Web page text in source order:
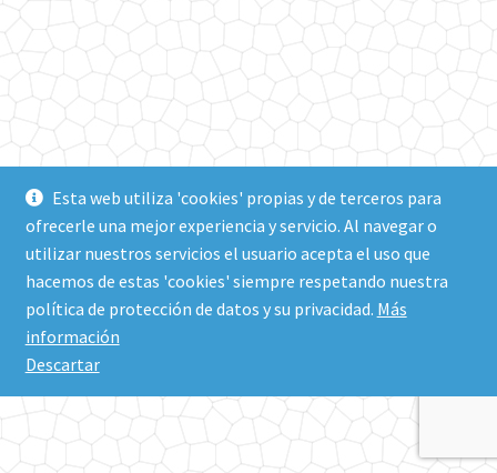
Esta web utiliza 'cookies' propias y de terceros para
ofrecerle una mejor experiencia y servicio. Al navegar o
utilizar nuestros servicios el usuario acepta el uso que
hacemos de estas 'cookies' siempre respetando nuestra
política de protección de datos y su privacidad. Más
información
Descartar